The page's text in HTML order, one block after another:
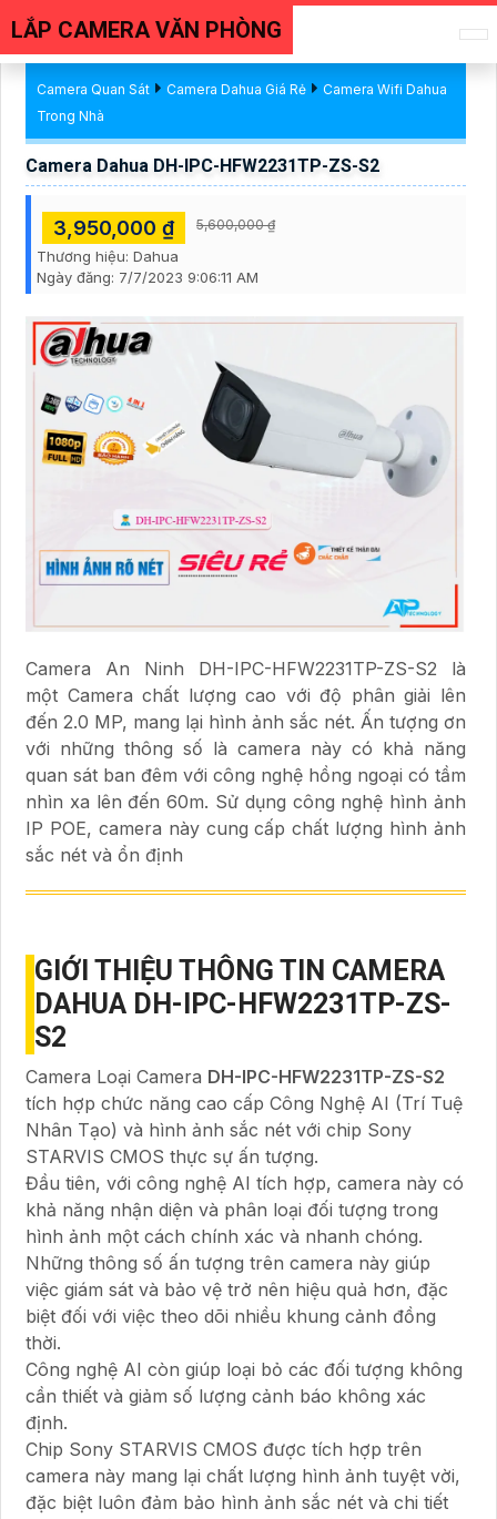
LẮP CAMERA VĂN PHÒNG
Camera Quan Sát Camera Dahua Giá Rẻ
Camera Wifi Dahua
Trong Nhà
Camera Dahua DH-IPC-HFW2231TP-ZS-S2
3,950,000 ₫ 5,600,000 ₫
Thương hiệu: Dahua
Ngày đăng: 7/7/2023 9:06:11 AM
Camera An Ninh DH-IPC-HFW2231TP-ZS-S2 là
một Camera chất lượng cao với độ phân giải lên
đến 2.0 MP, mang lại hình ảnh sắc nét. Ấn tượng ơn
với những thông số là camera này có khả năng
quan sát ban đêm với công nghệ hồng ngoại có tầm
nhìn xa lên đến 60m. Sử dụng công nghệ hình ảnh
IP POE, camera này cung cấp chất lượng hình ảnh
sắc nét và ổn định
GIỚI THIỆU THÔNG TIN CAMERA
DAHUA DH-IPC-HFW2231TP-ZS-
S2
Camera Loại Camera DH-IPC-HFW2231TP-ZS-S2
tích hợp chức năng cao cấp Công Nghệ AI (Trí Tuệ
Nhân Tạo) và hình ảnh sắc nét với chip Sony
STARVIS CMOS thực sự ấn tượng.
Đầu tiên, với công nghệ AI tích hợp, camera này có
khả năng nhận diện và phân loại đối tượng trong
hình ảnh một cách chính xác và nhanh chóng.
Những thông số ấn tượng trên camera này giúp
việc giám sát và bảo vệ trở nên hiệu quả hơn, đặc
biệt đối với việc theo dõi nhiều khung cảnh đồng
thời.
Công nghệ AI còn giúp loại bỏ các đối tượng không
cần thiết và giảm số lượng cảnh báo không xác
định.
Chip Sony STARVIS CMOS được tích hợp trên
camera này mang lại chất lượng hình ảnh tuyệt vời,
đặc biệt luôn đảm bảo hình ảnh sắc nét và chi tiết